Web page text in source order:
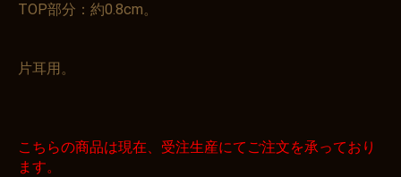
TOP部分：約0.8cm。
片耳用。
こちらの商品は現在、受注生産にてご注文を承っており
ます。